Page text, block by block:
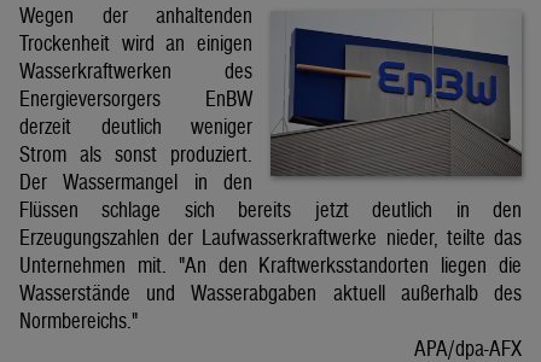
Wegen der anhaltenden
Trockenheit wird an einigen
Wasserkraftwerken des
Energieversorgers EnBW
derzeit deutlich weniger
Strom als sonst produziert.
Der Wassermangel in den
Flüssen schlage sich bereits jetzt deutlich in den
Erzeugungszahlen der Laufwasserkraftwerke nieder, teilte das
Unternehmen mit. "An den Kraftwerksstandorten liegen die
Wasserstände und Wasserabgaben aktuell außerhalb des
Normbereichs."
APA/dpa-AFX